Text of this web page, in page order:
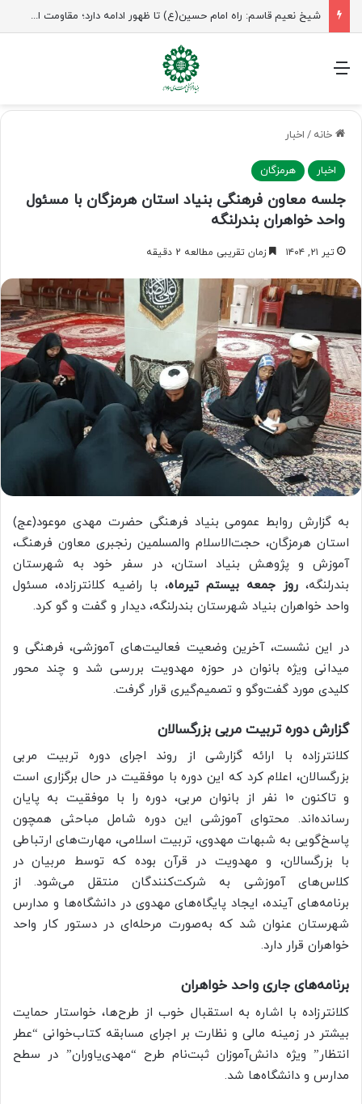
راهپیمایی اربعین، رزمایش منتظران ظهور
منو
خانه / اخبار
اخبار هرمزگان
جلسه معاون فرهنگی بنیاد استان هرمزگان با مسئول
واحد خواهران بندرلنگه
تیر ۲۱, ۱۴۰۴ زمان تقریبی مطالعه 2 دقیقه
به گزارش روابط عمومی بنیاد فرهنگی حضرت مهدی موعود(عج)
استان هرمزگان، حجت‌الاسلام والمسلمین رنجبری معاون فرهنگ،
آموزش و پژوهش بنیاد استان، در سفر خود به شهرستان
بندرلنگه، روز جمعه بیستم تیرماه، با راضیه کلانترزاده، مسئول
واحد خواهران بنیاد شهرستان بندرلنگه، دیدار و گفت و گو کرد.
در این نشست، آخرین وضعیت فعالیت‌های آموزشی، فرهنگی و
میدانی ویژه بانوان در حوزه مهدویت بررسی شد و چند محور
کلیدی مورد گفت‌وگو و تصمیم‌گیری قرار گرفت.
گزارش دوره تربیت مربی بزرگسالان
کلانترزاده با ارائه گزارشی از روند اجرای دوره تربیت مربی
بزرگسالان، اعلام کرد که این دوره با موفقیت در حال برگزاری است
و تاکنون ۱۰ نفر از بانوان مربی، دوره را با موفقیت به پایان
رسانده‌اند. محتوای آموزشی این دوره شامل مباحثی همچون
پاسخ‌گویی به شبهات مهدوی، تربیت اسلامی، مهارت‌های ارتباطی
با بزرگسالان، و مهدویت در قرآن بوده که توسط مربیان در
کلاس‌های آموزشی به شرکت‌کنندگان منتقل می‌شود. از
برنامه‌های آینده، ایجاد پایگاه‌های مهدوی در دانشگاه‌ها و مدارس
شهرستان عنوان شد که به‌صورت مرحله‌ای در دستور کار واحد
خواهران قرار دارد.
برنامه‌های جاری واحد خواهران
کلانترزاده با اشاره به استقبال خوب از طرح‌ها، خواستار حمایت
بیشتر در زمینه مالی و نظارت بر اجرای مسابقه کتاب‌خوانی “عطر
انتظار” ویژه دانش‌آموزان ثبت‌نام طرح “مهدی‌یاوران” در سطح
مدارس و دانشگاه‌ها شد.